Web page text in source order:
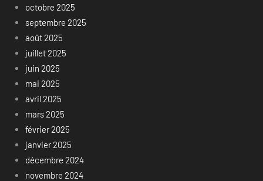
octobre 2025
septembre 2025
août 2025
juillet 2025
juin 2025
mai 2025
avril 2025
mars 2025
février 2025
janvier 2025
décembre 2024
novembre 2024